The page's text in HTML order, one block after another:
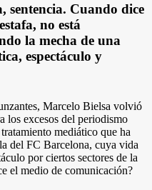
sentencia. Cuando dice
no está
la mecha de una
espectáculo y
Marcelo Bielsa volvió
los excesos del periodismo
mediático que ha
del FC Barcelona, cuya vida
por ciertos sectores de la
el medio de comunicación?